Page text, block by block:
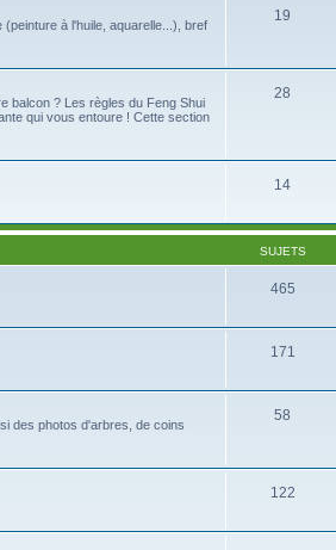
à l'huile, aquarelle...), bref
19
balcon ? Les règles du Feng Shui
qui vous entoure ! Cette section
28
14
SUJETS
465
171
des photos d'arbres, de coins
58
122